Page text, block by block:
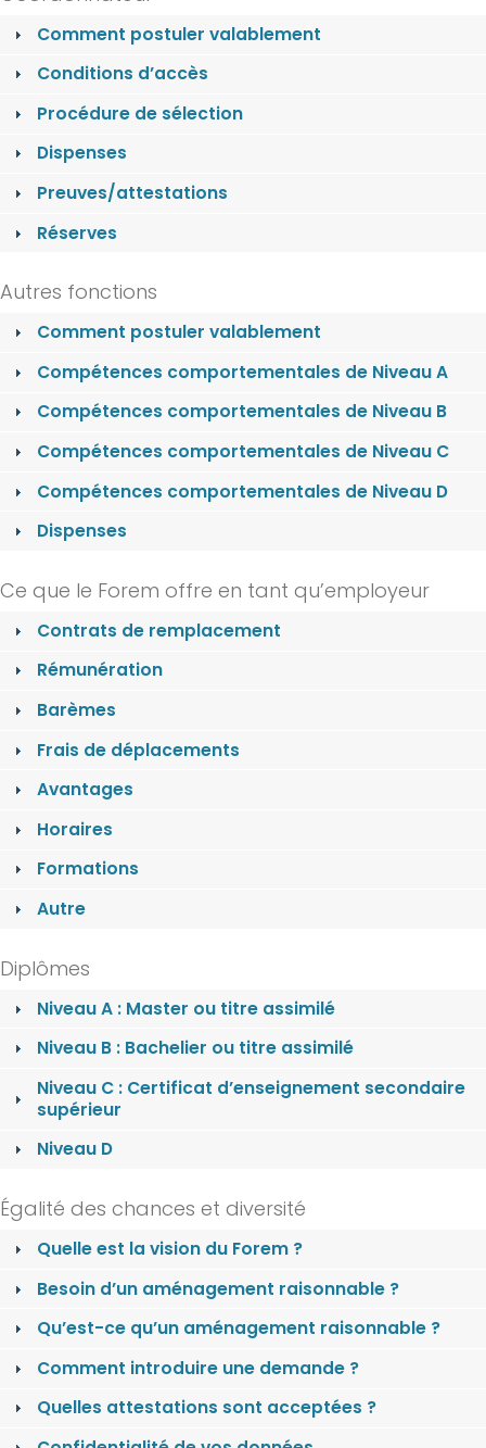
Comment postuler valablement
Conditions d’accès
Procédure de sélection
Dispenses
Preuves/attestations
Réserves
Autres fonctions
Comment postuler valablement
Compétences comportementales de Niveau A
Compétences comportementales de Niveau B
Compétences comportementales de Niveau C
Compétences comportementales de Niveau D
Dispenses
Ce que le Forem offre en tant qu’employeur
Contrats de remplacement
Rémunération
Barèmes
Frais de déplacements
Avantages
Horaires
Formations
Autre
Diplômes
Niveau A : Master ou titre assimilé
Niveau B : Bachelier ou titre assimilé
Niveau C : Certificat d’enseignement secondaire
supérieur
Niveau D
Égalité des chances et diversité
Quelle est la vision du Forem ?
Besoin d’un aménagement raisonnable ?
Qu’est-ce qu’un aménagement raisonnable ?
Comment introduire une demande ?
Quelles attestations sont acceptées ?